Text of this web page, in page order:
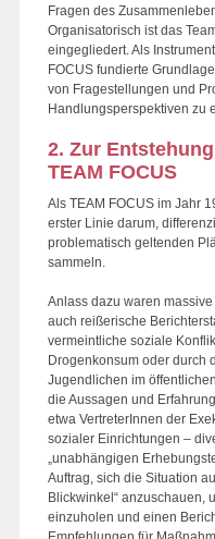
Fragen des
Organisatorisch ist das
eingegliedert. Als
FOCUS fundierte
von Fragestellungen und
Handlungsperspektiven zu
2. Zur
TEAM FOCUS
Als TEAM FOCUS im Jahr
erster Linie darum,
problematisch geltenden
sammeln.
Anlass dazu waren
auch reißerische
vermeintliche soziale
Drogenkonsum oder durch
Jugendlichen im
die Aussagen und
etwa VertreterInnen der
sozialer Einrichtungen –
„unabhängigen
Auftrag, sich die Situation
Blickwinkel“ anzuschauen,
einzuholen und einen